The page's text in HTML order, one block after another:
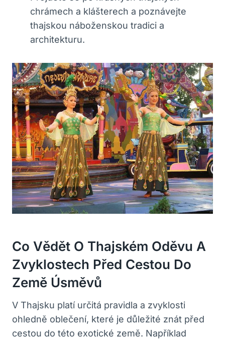
chrámech a klášterech a poznávejte
thajskou náboženskou tradici a
architekturu.
Co Vědět O Thajském Oděvu A
Zvyklostech Před Cestou Do
Země Úsměvů
V Thajsku platí určitá pravidla a zvyklosti
ohledně oblečení, které je důležité znát před
cestou do této exotické země. Například